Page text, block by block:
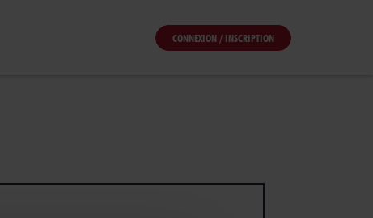
CONNEXION / INSCRIPTION